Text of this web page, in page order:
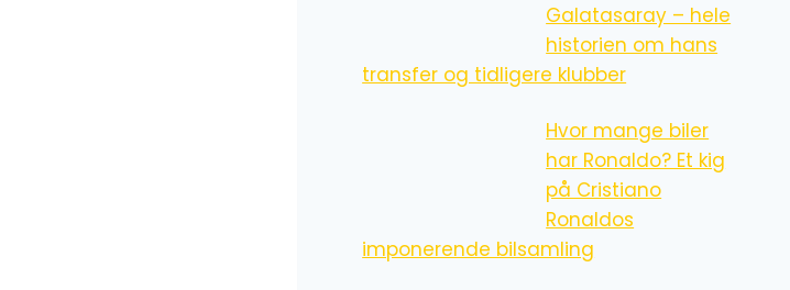
Galatasaray – hele
historien om hans
transfer og tidligere klubber
Hvor mange biler
har Ronaldo? Et kig
på Cristiano
Ronaldos
imponerende bilsamling